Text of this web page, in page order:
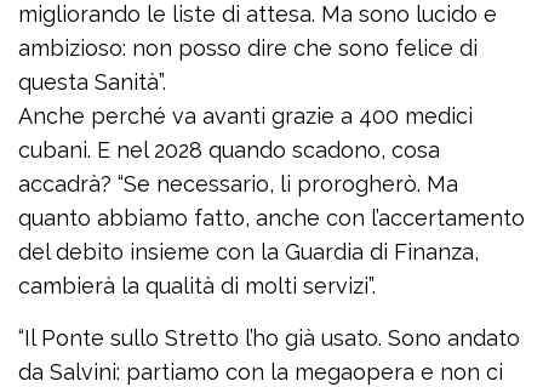
migliorando le liste di attesa. Ma sono lucido e
ambizioso: non posso dire che sono felice di
questa Sanità”.
Anche perché va avanti grazie a 400 medici
cubani. E nel 2028 quando scadono, cosa
accadrà? “Se necessario, li prorogherò. Ma
quanto abbiamo fatto, anche con l’accertamento
del debito insieme con la Guardia di Finanza,
cambierà la qualità di molti servizi”.
“Il Ponte sullo Stretto l’ho già usato. Sono andato
da Salvini: partiamo con la megaopera e non ci